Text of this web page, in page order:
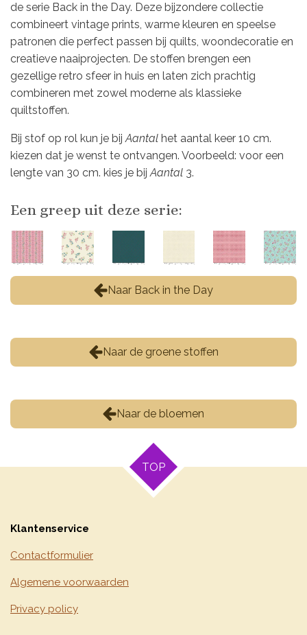
de serie Back in the Day. Deze bijzondere collectie
combineert vintage prints, warme kleuren en speelse
patronen die perfect passen bij quilts, woondecoratie en
creatieve naaiprojecten. De stoffen brengen een
gezellige retro sfeer in huis en laten zich prachtig
combineren met zowel moderne als klassieke
quiltstoffen.
Bij stof op rol kun je bijAantal het aantal keer 10 cm.
kiezen dat je wenst te ontvangen. Voorbeeld: voor een
lengte van 30 cm. kies je bijAantal 3.
Een greep uit deze serie:
Naar Back in the Day
Naar de groene stoffen
Naar de bloemen
TOP
Klantenservice
Contactformulier
Algemene voorwaarden
Privacy policy